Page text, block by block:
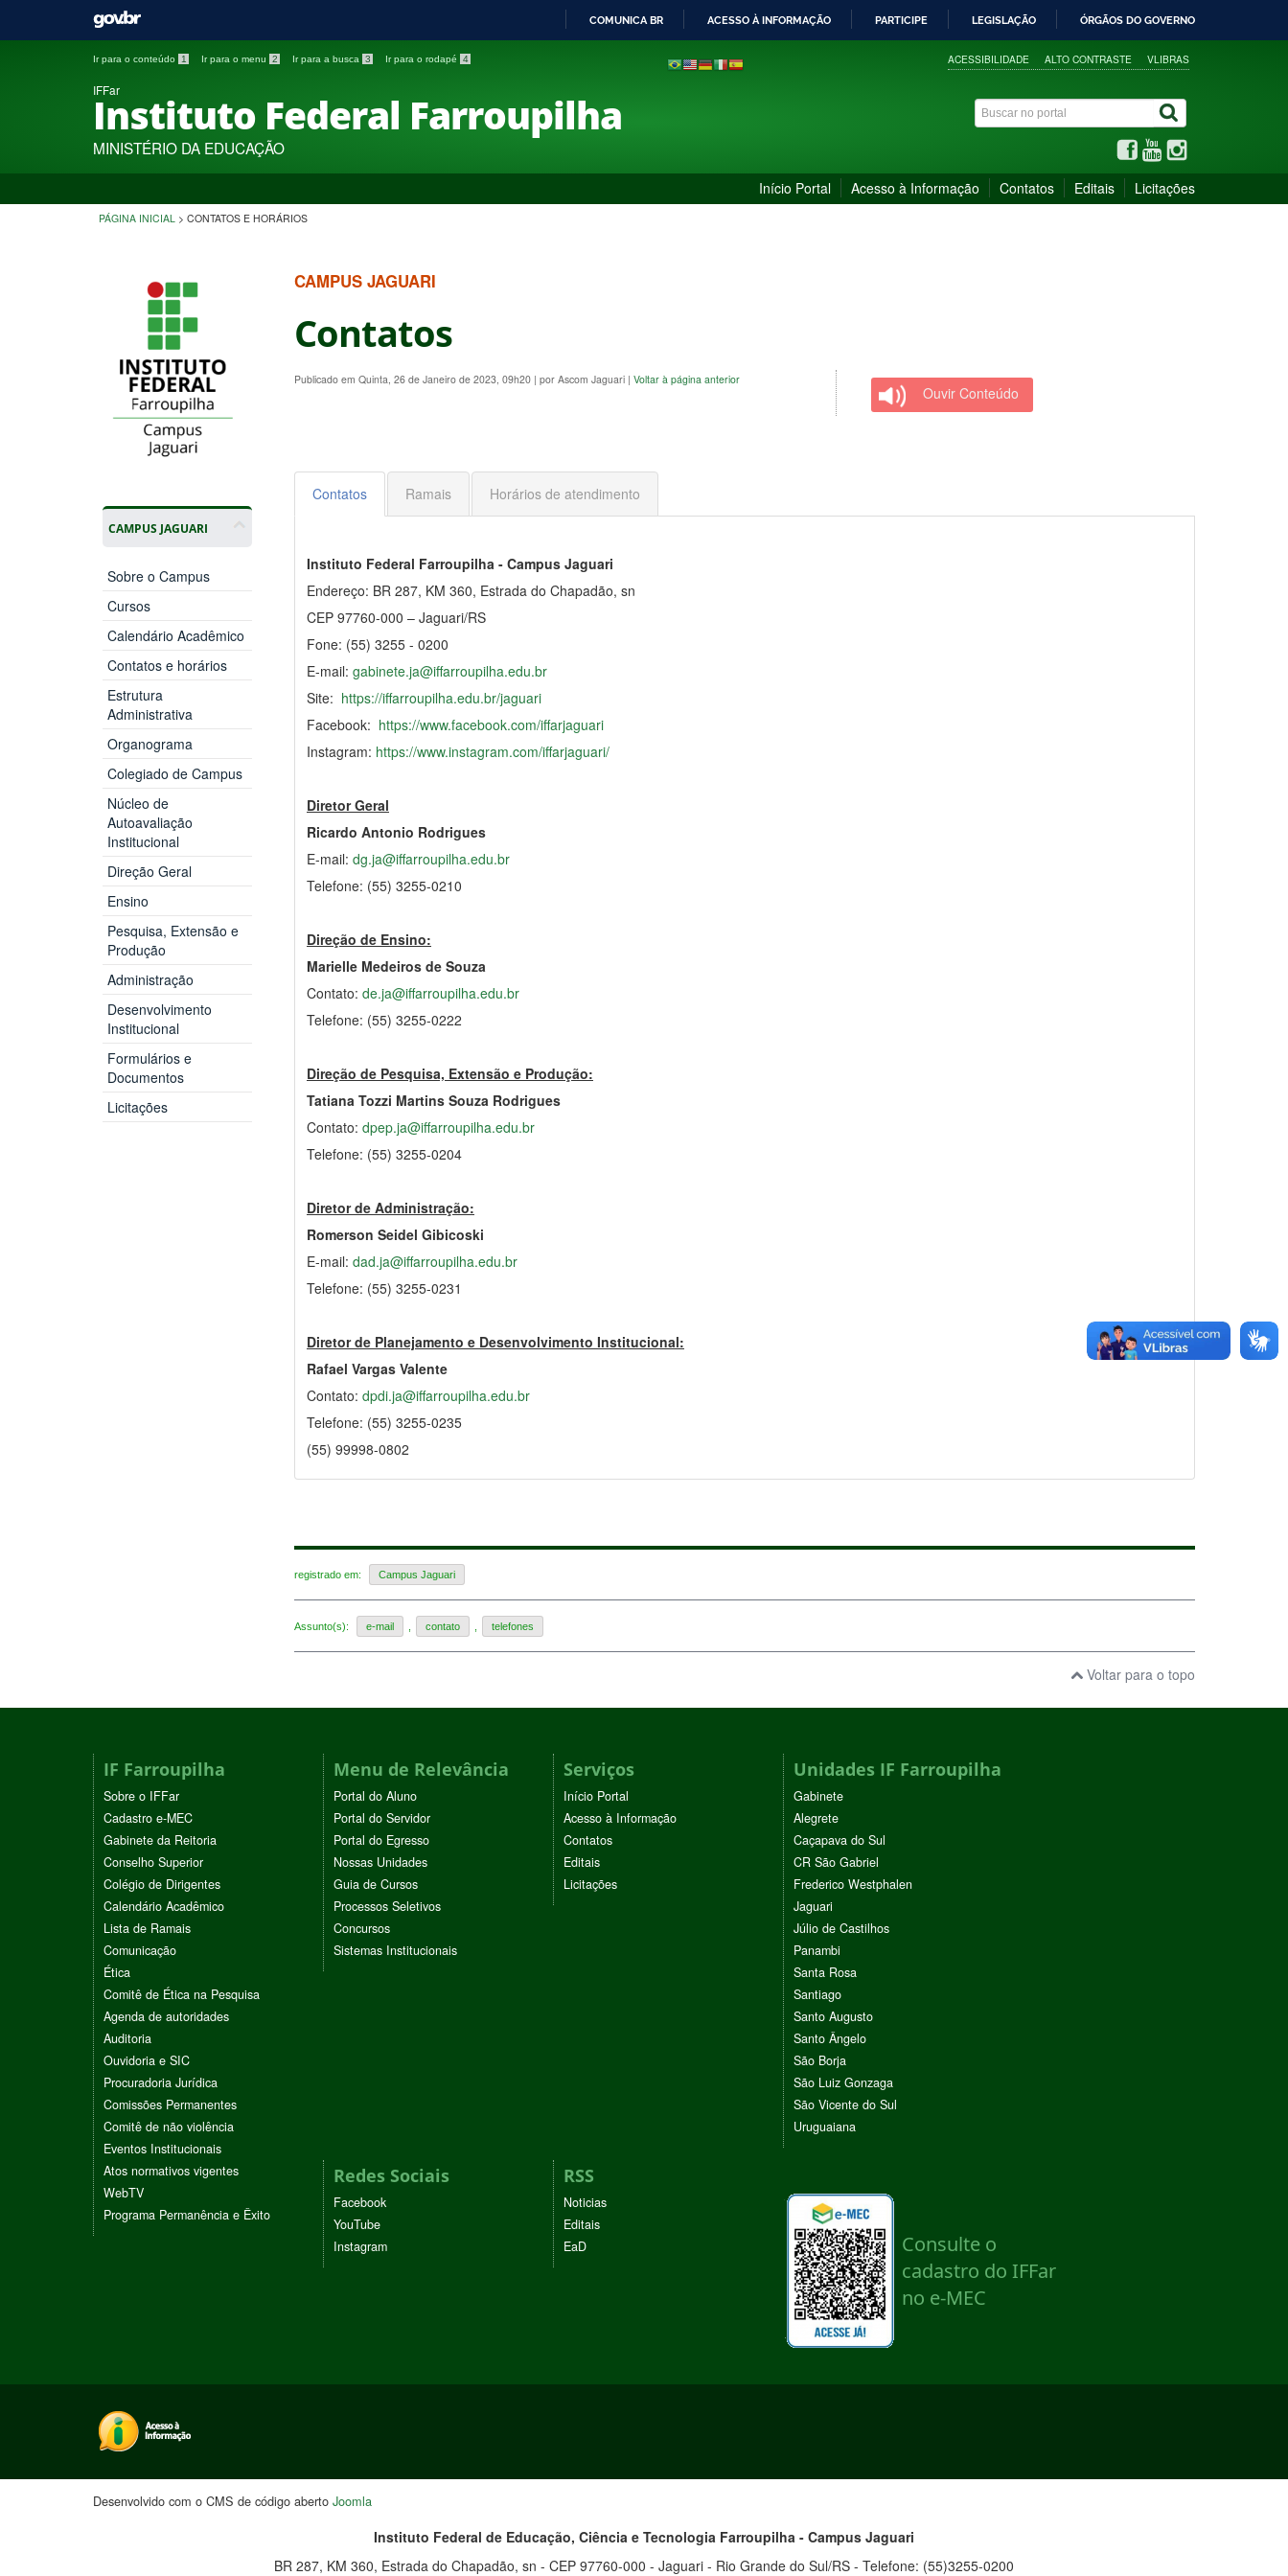
PARA
COMUNICA BR ACESSO À INFORMAÇÃO PARTICIPE LEGISLAÇÃO ÓRGÃOS DO GOVERNO
Ir para o conteúdo 1 Ir para o menu 2 Ir para a busca 3 Ir para o rodapé 4 ACESSIBILIDADE ALTO CONTRASTE VLIBRAS
IFFar
Instituto Federal Farroupilha
MINISTÉRIO DA EDUCAÇÃO
Início Portal Acesso à Informação Contatos Editais Licitações
PÁGINA INICIAL > CONTATOS E HORÁRIOS
CAMPUS JAGUARI
Sobre o Campus
Cursos
Calendário Acadêmico
Contatos e horários
Estrutura
Administrativa
Organograma
Colegiado de Campus
Núcleo de
Autoavaliação
Institucional
Direção Geral
Ensino
Pesquisa, Extensão e
Produção
Administração
Desenvolvimento
Institucional
Formulários e
Documentos
Licitações
CAMPUS JAGUARI
Contatos
Publicado em Quinta, 26 de Janeiro de 2023, 09h20 | por Ascom Jaguari | Voltar à página anterior
Ouvir Conteúdo
Contatos Ramais Horários de atendimento
Instituto Federal Farroupilha - Campus Jaguari
Endereço: BR 287, KM 360, Estrada do Chapadão, sn
CEP 97760-000 – Jaguari/RS
Fone: (55) 3255 - 0200
E-mail: gabinete.ja@iffarroupilha.edu.br
Site: https://iffarroupilha.edu.br/jaguari
Facebook: https://www.facebook.com/iffarjaguari
Instagram: https://www.instagram.com/iffarjaguari/
Diretor Geral
Ricardo Antonio Rodrigues
E-mail: dg.ja@iffarroupilha.edu.br
Telefone: (55) 3255-0210
Direção de Ensino:
Marielle Medeiros de Souza
Contato: de.ja@iffarroupilha.edu.br
Telefone: (55) 3255-0222
Direção de Pesquisa, Extensão e Produção:
Tatiana Tozzi Martins Souza Rodrigues
Contato: dpep.ja@iffarroupilha.edu.br
Telefone: (55) 3255-0204
Diretor de Administração:
Romerson Seidel Gibicoski
E-mail: dad.ja@iffarroupilha.edu.br
Telefone: (55) 3255-0231
Diretor de Planejamento e Desenvolvimento Institucional:
Rafael Vargas Valente
Contato: dpdi.ja@iffarroupilha.edu.br
Telefone: (55) 3255-0235
(55) 99998-0802
registrado em: Campus Jaguari
Assunto(s): e-mail contato telefones
Voltar para o topo
IF Farroupilha
Sobre o IFFar
Cadastro e-MEC
Gabinete da Reitoria
Conselho Superior
Colégio de Dirigentes
Calendário Acadêmico
Lista de Ramais
Comunicação
Ética
Comitê de Ética na Pesquisa
Agenda de autoridades
Auditoria
Ouvidoria e SIC
Procuradoria Jurídica
Comissões Permanentes
Comitê de não violência
Eventos Institucionais
Atos normativos vigentes
WebTV
Programa Permanência e Êxito
Menu de Relevância
Portal do Aluno
Portal do Servidor
Portal do Egresso
Nossas Unidades
Guia de Cursos
Processos Seletivos
Concursos
Sistemas Institucionais
Serviços
Início Portal
Acesso à Informação
Contatos
Editais
Licitações
Unidades IF Farroupilha
Gabinete
Alegrete
Caçapava do Sul
CR São Gabriel
Frederico Westphalen
Jaguari
Júlio de Castilhos
Panambi
Santa Rosa
Santiago
Santo Augusto
Santo Ângelo
São Borja
São Luiz Gonzaga
São Vicente do Sul
Uruguaiana
Redes Sociais
Facebook
YouTube
Instagram
RSS
Noticias
Editais
EaD
Desenvolvido com o CMS de código aberto Joomla
Instituto Federal de Educação, Ciência e Tecnologia Farroupilha - Campus Jaguari
BR 287, KM 360, Estrada do Chapadão, sn - CEP 97760-000 - Jaguari - Rio Grande do Sul/RS - Telefone: (55)3255-0200